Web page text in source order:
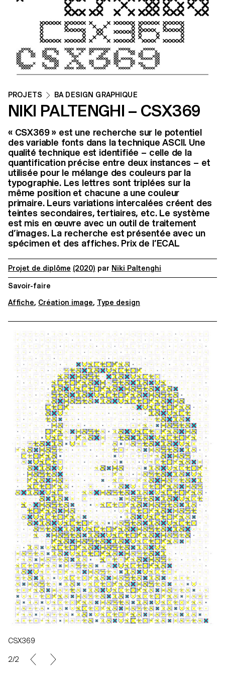
PROJETS BA DESIGN GRAPHIQUE
NIKI PALTENGHI – CSX369
« CSX369 » est une recherche sur le potentiel
des variable fonts dans la technique ASCII. Une
qualité technique est identifiée – celle de la
quantification précise entre deux instances – et
utilisée pour le mélange des couleurs par la
typographie. Les lettres sont triplées sur la
même position et chacune a une couleur
primaire. Leurs variations intercalées créent des
teintes secondaires, tertiaires, etc. Le système
est mis en œuvre avec un outil de traitement
d’images. La recherche est présentée avec un
spécimen et des affiches. Prix de l’ECAL
Projet de diplôme (2020) par Niki Paltenghi
Savoir-faire
Affiche, Création image, Type design
CSX369
2/2